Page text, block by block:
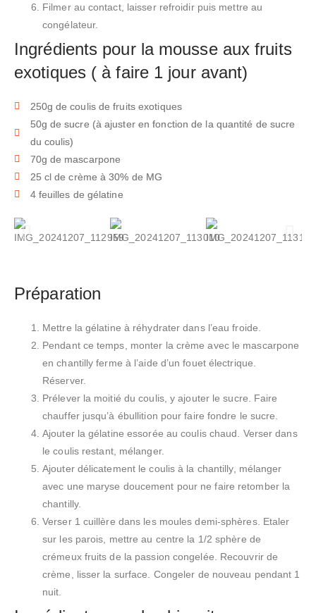
Filmer au contact, laisser refroidir puis mettre au
congélateur.
Ingrédients pour la mousse aux fruits
exotiques ( à faire 1 jour avant)
250g de coulis de fruits exotiques
50g de sucre (à ajuster en fonction de la quantité de sucre
du coulis)
70g de mascarpone
25 cl de crème à 30% de MG
4 feuilles de gélatine
Préparation
Mettre la gélatine à réhydrater dans l’eau froide.
Pendant ce temps, monter la crème avec le mascarpone
en chantilly ferme à l’aide d’un fouet électrique.
Réserver.
Prélever la moitié du coulis, y ajouter le sucre. Faire
chauffer jusqu’à ébullition pour faire fondre le sucre.
Ajouter la gélatine essorée au coulis chaud. Verser dans
le coulis restant, mélanger.
Ajouter délicatement le coulis à la chantilly, mélanger
avec une maryse doucement pour ne faire retomber la
chantilly.
Verser 1 cuillère dans les moules demi-sphères. Etaler
sur les parois, mettre au centre la 1/2 sphère de
crémeux fruits de la passion congelée. Recouvrir de
crème, lisser la surface. Congeler de nouveau pendant 1
nuit.